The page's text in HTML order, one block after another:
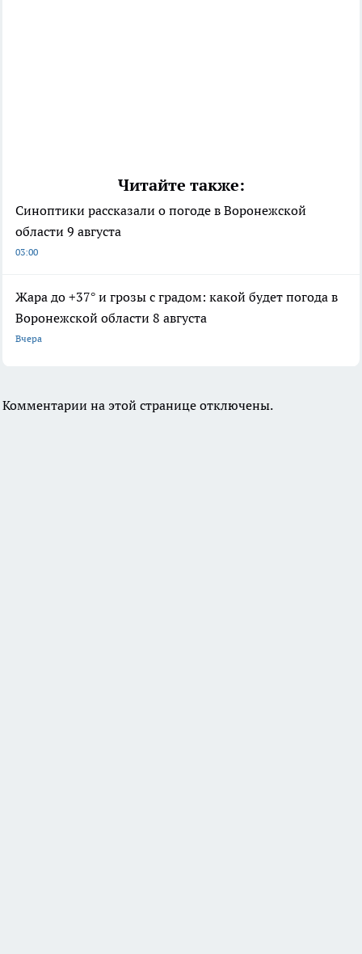
Читайте также:
Синоптики рассказали о погоде в Воронежской
области 9 августа
03:00
Жара до +37° и грозы с градом: какой будет погода в
Воронежской области 8 августа
Вчера
Комментарии на этой странице отключены.